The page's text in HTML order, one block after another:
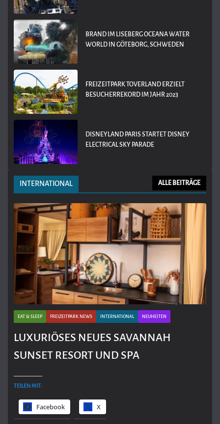
BRAND IM LISEBERG OCEANA WATER
WORLD IN GÖTEBORG, SCHWEDEN
FREIZEITPARK TOVERLAND ERZIELT
BESUCHERREKORD IM JAHR 2023
DISNEYLAND PARIS STARTET DISNEY
ELECTRICAL SKY PARADE
INTERNATIONAL ALLE BEITRÄGE
EAT & SLEEP FREIZEITPARK NEWS INTERNATIONAL NEUHEITEN
LUXURIÖSES NEUES SAVANNAH
SUNSET RESORT UND SPA
TEILEN MIT:
Facebook X